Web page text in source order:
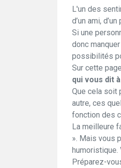
L'un des
d’un ami,
Si une
donc
possibilités
Sur cette
qui vous dit
Que cela soit
autre, ces
fonction des
La meilleure
». Mais vous
Préparez-